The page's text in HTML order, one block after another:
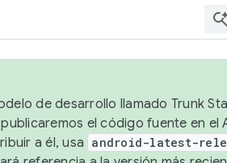
de desarrollo llamado Trunk
el código fuente en el
a él, usa android-latest-